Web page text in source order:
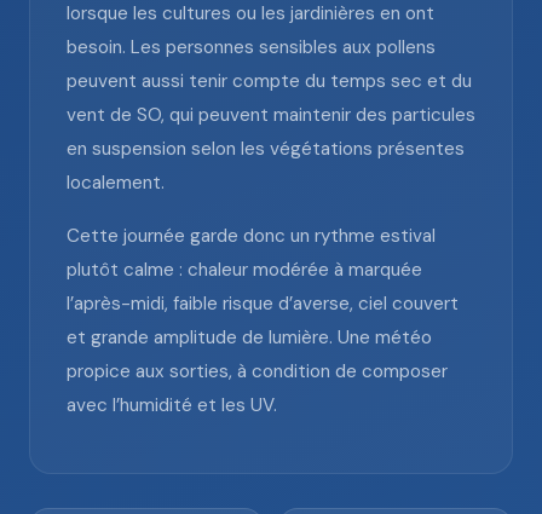
lorsque les cultures ou les jardinières en ont
besoin. Les personnes sensibles aux pollens
peuvent aussi tenir compte du temps sec et du
vent de SO, qui peuvent maintenir des particules
en suspension selon les végétations présentes
localement.
Cette journée garde donc un rythme estival
plutôt calme : chaleur modérée à marquée
l’après-midi, faible risque d’averse, ciel couvert
et grande amplitude de lumière. Une météo
propice aux sorties, à condition de composer
avec l’humidité et les UV.